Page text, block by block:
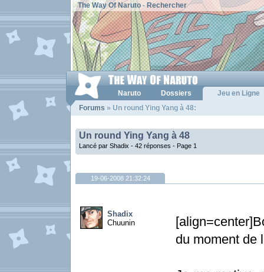
The Way Of Naruto- Rechercher
Naruto Dossiers
Jeu en Ligne
Forums » Un round Ying Yang à 48:
Un round Ying Yang à 48
Lancé par Shadix - 42 réponses - Page 1
19-06-2008 21:32:24
Shadix
Chuunin
du moment de